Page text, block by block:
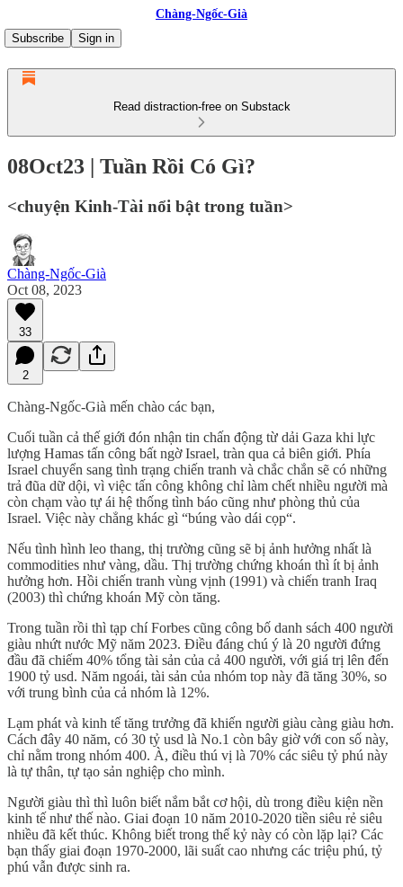
Chàng-Ngốc-Già
Subscribe
Sign in
Read distraction-free on Substack
08Oct23 | Tuần Rồi Có Gì?
<chuyện Kinh-Tài nổi bật trong tuần>
Chàng-Ngốc-Già
Oct 08, 2023
33
2
Chàng-Ngốc-Già mến chào các bạn,
Cuối tuần cả thế giới đón nhận tin chấn động từ dải Gaza khi lực
lượng Hamas tấn công bất ngờ Israel, tràn qua cả biên giới. Phía
Israel chuyển sang tình trạng chiến tranh và chắc chắn sẽ có những
trả đũa dữ dội, vì việc tấn công không chỉ làm chết nhiều người mà
còn chạm vào tự ái hệ thống tình báo cũng như phòng thủ của
Israel. Việc này chẳng khác gì “búng vào dái cọp“.
Nếu tình hình leo thang, thị trường cũng sẽ bị ảnh hưởng nhất là
commodities như vàng, dầu. Thị trường chứng khoán thì ít bị ảnh
hưởng hơn. Hồi chiến tranh vùng vịnh (1991) và chiến tranh Iraq
(2003) thì chứng khoán Mỹ còn tăng.
Trong tuần rồi thì tạp chí Forbes cũng công bố danh sách 400 người
giàu nhứt nước Mỹ năm 2023. Điều đáng chú ý là 20 người đứng
đầu đã chiếm 40% tổng tài sản của cả 400 người, với giá trị lên đến
1900 tỷ usd. Năm ngoái, tài sản của nhóm top này đã tăng 30%, so
với trung bình của cả nhóm là 12%.
Lạm phát và kinh tế tăng trưởng đã khiến người giàu càng giàu hơn.
Cách đây 40 năm, có 30 tỷ usd là No.1 còn bây giờ với con số này,
chỉ nằm trong nhóm 400. À, điều thú vị là 70% các siêu tỷ phú này
là tự thân, tự tạo sản nghiệp cho mình.
Người giàu thì thì luôn biết nắm bắt cơ hội, dù trong điều kiện nền
kinh tế như thế nào. Giai đoạn 10 năm 2010-2020 tiền siêu rẻ siêu
nhiều đã kết thúc. Không biết trong thế kỷ này có còn lặp lại? Các
bạn thấy giai đoạn 1970-2000, lãi suất cao nhưng các triệu phú, tỷ
phú vẫn được sinh ra.